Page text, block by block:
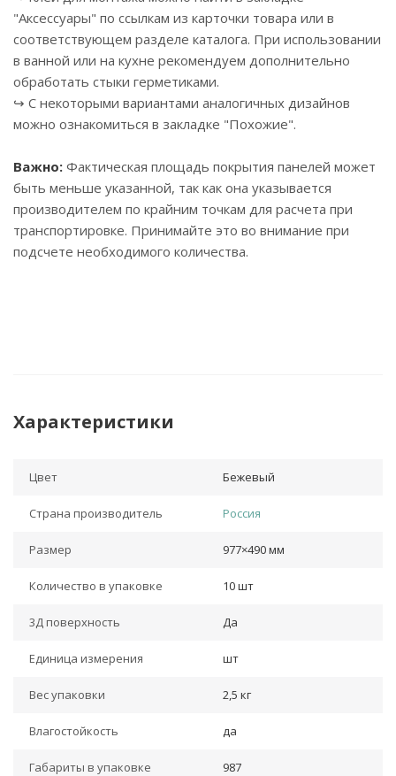
"Аксессуары" по ссылкам из карточки товара или в
соответствующем разделе каталога. При использовании
в ванной или на кухне рекомендуем дополнительно
обработать стыки герметиками.
↪ С некоторыми вариантами аналогичных дизайнов
можно ознакомиться в закладке "Похожие".
Важно: Фактическая площадь покрытия панелей может
быть меньше указанной, так как она указывается
производителем по крайним точкам для расчета при
транспортировке. Принимайте это во внимание при
подсчете необходимого количества.
Характеристики
Цвет Бежевый
Страна производитель Россия
Размер 977×490 мм
Количество в упаковке 10 шт
3Д поверхность Да
Единица измерения шт
Вес упаковки 2,5 кг
Влагостойкость да
Габариты в упаковке
987